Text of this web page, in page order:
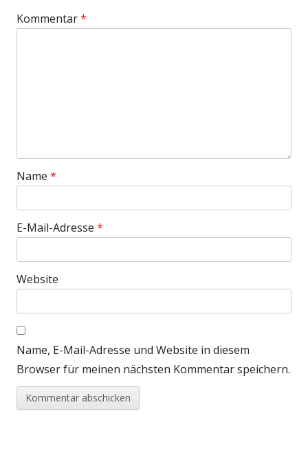
Kommentar*
Name *
E-Mail-Adresse *
Website
Name, E-Mail-Adresse und Website in diesem
Browser für meinen nächsten Kommentar speichern.